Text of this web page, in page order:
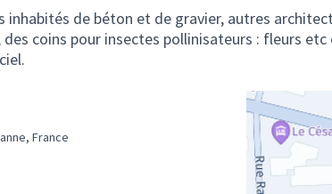
inhabités de béton et de gravier, autres
des coins pour insectes pollinisateurs : fleurs
France